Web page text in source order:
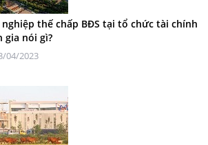
thế chấp BĐS tại tổ chức tài chính
gia nói gì?
04/2023